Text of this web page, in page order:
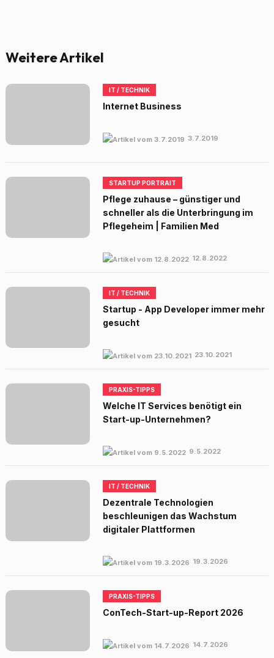
Weitere Artikel
IT / TECHNIK
Internet Business
3.7.2019
STARTUP PORTRAIT
Pflege zuhause – günstiger und
schneller als die Unterbringung im
Pflegeheim | Familien Med
12.8.2022
IT / TECHNIK
Startup - App Developer immer mehr
gesucht
23.10.2021
PRAXIS-TIPPS
Welche IT Services benötigt ein
Start-up-Unternehmen?
9.5.2022
IT / TECHNIK
Dezentrale Technologien
beschleunigen das Wachstum
digitaler Plattformen
19.3.2026
PRAXIS-TIPPS
ConTech-Start-up-Report 2026
14.7.2026